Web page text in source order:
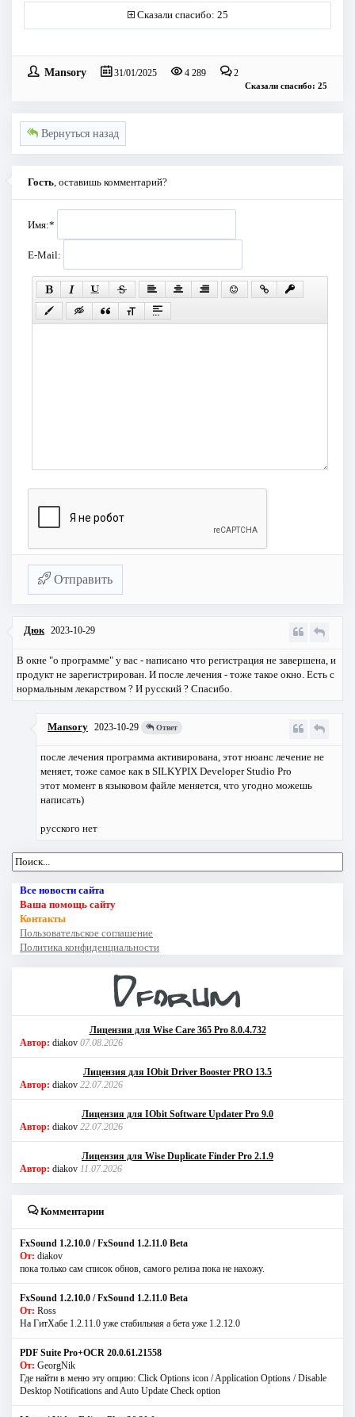
Сказали спасибо: 25
Mansory 31/01/2025 4 289 2
Сказали спасибо: 25
Вернуться назад
Гость , оставишь комментарий?
Имя:*
E-Mail:
Отправить
Дюк 2023-10-29
В окне "о программе" у вас - написано что регистрация не завершена, и
продукт не зарегистрирован. И после лечения - тоже такое окно. Есть с
нормальным лекарством ? И русский ? Спасибо.
Mansory 2023-10-29 Ответ
после лечения программа активирована, этот нюанс лечение не
меняет, тоже самое как в SILKYPIX Developer Studio Pro
этот момент в языковом файле меняется, что угодно можешь
написать)
русского нет
Все новости сайта
Ваша помощь сайту
Контакты
Пользовательское соглашение
Политика конфиденциальности
Лицензия для Wise Care 365 Pro 8.0.4.732
Автор: diakov 07.08.2026
Лицензия для IObit Driver Booster PRO 13.5
Автор: diakov 22.07.2026
Лицензия для IObit Software Updater Pro 9.0
Автор: diakov 22.07.2026
Лицензия для Wise Duplicate Finder Pro 2.1.9
Автор: diakov 11.07.2026
Комментарии
FxSound 1.2.10.0 / FxSound 1.2.11.0 Beta
От: diakov
пока только сам список обнов, самого релиза пока не нахожу.
FxSound 1.2.10.0 / FxSound 1.2.11.0 Beta
От: Ross
На ГитХабе 1.2.11.0 уже стабильная а бета уже 1.2.12.0
PDF Suite Pro+OCR 20.0.61.21558
От: GeorgNik
Где найти в меню эту опцию: Click Options icon / Application Options / Disable
Desktop Notifications and Auto Update Check option